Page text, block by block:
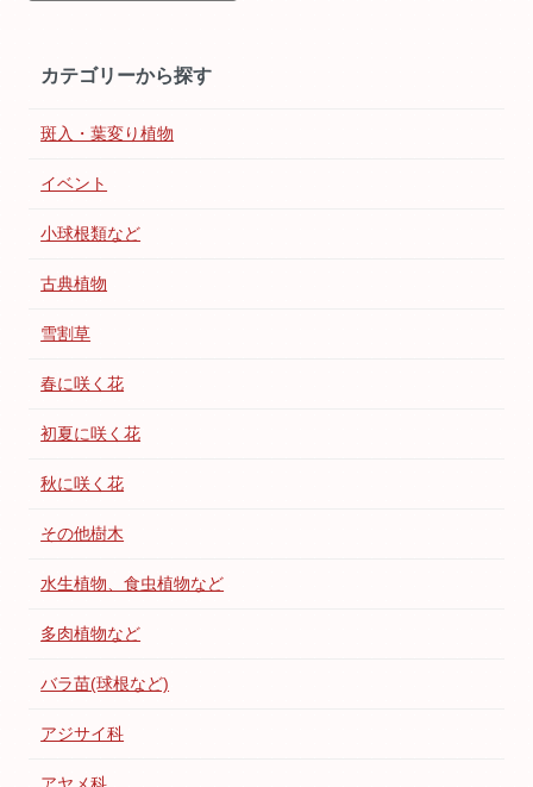
カテゴリーから探す
斑入・葉変り植物
イベント
小球根類など
古典植物
雪割草
春に咲く花
初夏に咲く花
秋に咲く花
その他樹木
水生植物、食虫植物など
多肉植物など
バラ苗(球根など)
アジサイ科